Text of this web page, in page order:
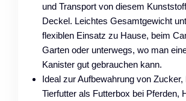
und Transport von diesem
Deckel. Leichtes Gesamtgewicht
flexiblen Einsatz zu Hause, beim
Garten oder unterwegs, wo man
Kanister gut gebrauchen kann.
Ideal zur Aufbewahrung von Zucker,
Tierfutter als Futterbox bei Pferden,